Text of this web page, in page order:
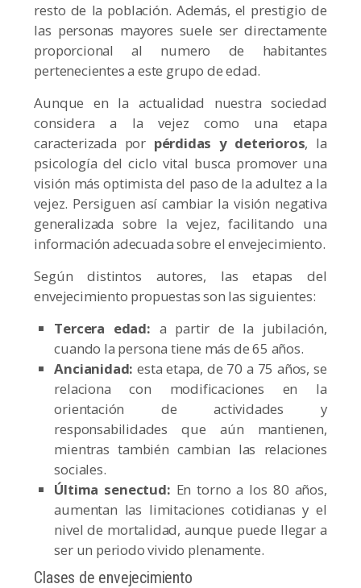
resto de la población. Además, el prestigio de
las personas mayores suele ser directamente
proporcional al numero de habitantes
pertenecientes a este grupo de edad.
Aunque en la actualidad nuestra sociedad
considera a la vejez como una etapa
caracterizada por pérdidas y deterioros, la
psicología del ciclo vital busca promover una
visión más optimista del paso de la adultez a la
vejez. Persiguen así cambiar la visión negativa
generalizada sobre la vejez, facilitando una
información adecuada sobre el envejecimiento.
Según distintos autores, las etapas del
envejecimiento propuestas son las siguientes:
Tercera edad: a partir de la jubilación,
cuando la persona tiene más de 65 años.
Ancianidad:esta etapa, de 70 a 75 años, se
relaciona con modificaciones en la
orientación de actividades y
responsabilidades que aún mantienen,
mientras también cambian las relaciones
sociales.
Última senectud: En torno a los 80 años,
aumentan las limitaciones cotidianas y el
nivel de mortalidad, aunque puede llegar a
ser un periodo vivido plenamente.
Clases de envejecimiento